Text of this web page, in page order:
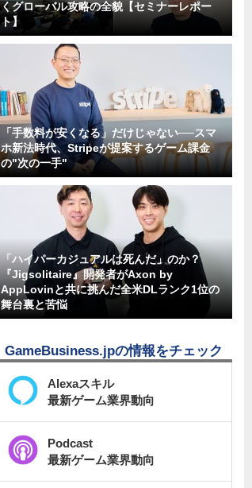
くグローバル攻略の全貌【セミナーレポー
ト】
「手数料が安くなる」だけじゃない──スマ
ホ新法時代、Stripeが提案するゲーム課金
の"次の一手"
「ハイパーカジュアルは死んだ」のか？
『Jigsolitaire』開発者がAxon by
AppLovinと共に挑んだ全米DLランク1位の
舞台裏と苦悩
GameBusiness.jpの情報をチェック
Alexaスキル
最新ゲーム業界動向
Podcast
最新ゲーム業界動向